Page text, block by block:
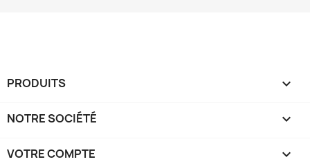
PRODUITS 
NOTRE SOCIÉTÉ 
VOTRE COMPTE 